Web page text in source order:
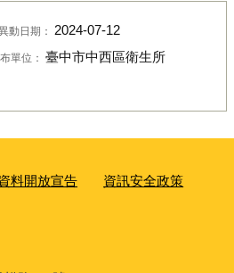
動日期： 2024-07-12
單位： 臺中市中西區衛生所
料開放宣告 資訊安全政策